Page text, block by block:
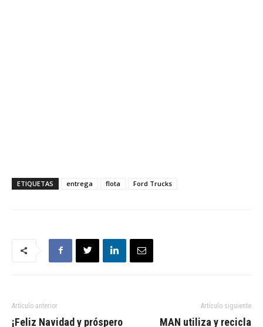
ETIQUETAS entrega flota Ford Trucks
Artículo anterior
¡Feliz Navidad y próspero
Artículo siguiente
MAN utiliza y recicla